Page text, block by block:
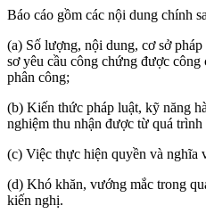
Báo cáo gồm các nội dung chính
(a) Số lượng, nội dung, cơ sở
sơ yêu cầu công chứng được
phân công;
(b) Kiến thức pháp luật, kỹ năng
nghiệm thu nhận được từ quá trình
(c) Việc thực hiện quyền và nghĩa
(d) Khó khăn, vướng mắc trong
kiến nghị.